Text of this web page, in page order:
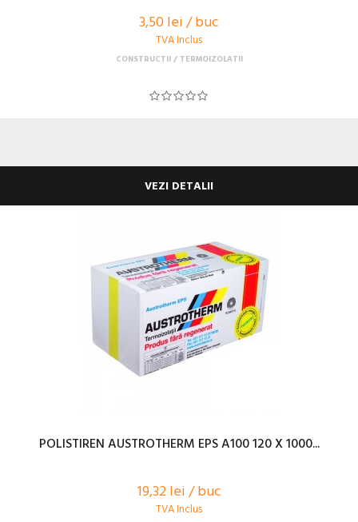
3,50 lei / buc
TVA Inclus
CONSTRUCTII TERMOIZOLATII
VEZI DETALII
POLISTIREN AUSTROTHERM EPS A100 120 X 1000...
19,32 lei / buc
TVA Inclus